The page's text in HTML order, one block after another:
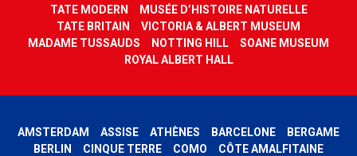
TATE MODERN
MUSÉE D’HISTOIRE NATURELLE
TATE BRITAIN
VICTORIA & ALBERT MUSEUM
MADAME TUSSAUDS
NOTTING HILL
SOANE MUSEUM
ROYAL ALBERT HALL
AMSTERDAM ASSISE ATHÈNES BARCELONE
BERGAME
BERLIN
CINQUE TERRE COMO
CÔTE AMALFITAINE